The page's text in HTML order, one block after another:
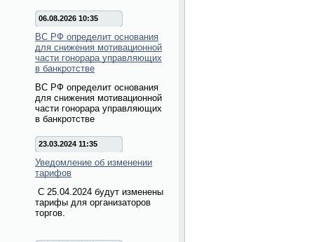
06.08.2026 10:35
ВС РФ определит основания
для снижения мотивационной
части гонорара управляющих
в банкротстве
ВС РФ определит основания
для снижения мотивационной
части гонорара управляющих
в банкротстве
23.03.2024 11:35
Уведомление об изменении
тарифов
С 25.04.2024 будут изменены
тарифы для организаторов
торгов.